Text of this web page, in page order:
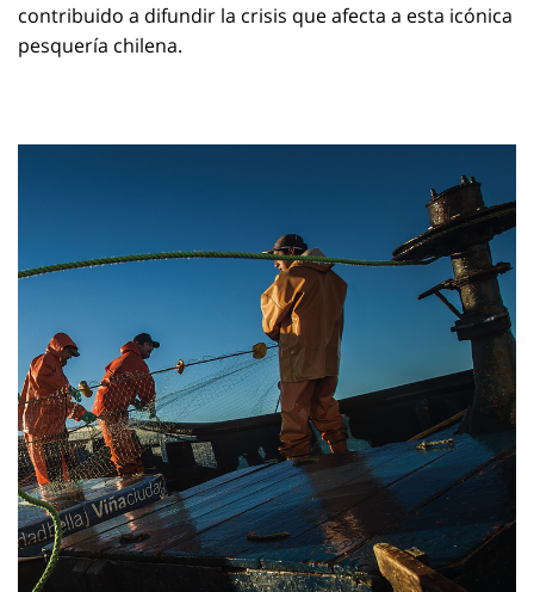
contribuido a difundir la crisis que afecta a esta icónica
pesquería chilena.